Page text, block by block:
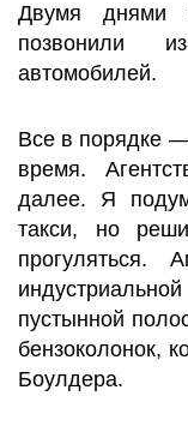
Двумя днями
позвонили
автомобилей.
Все в порядке
время.
далее. Я
такси, но
прогуляться.
пустынной
бензоколонок,
Боулдера.